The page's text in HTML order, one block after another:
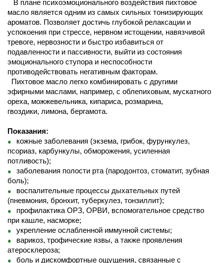
В плане психоэмоционального воздействия пихтовое
масло является одним из самых сильных тонизирующих
ароматов. Позволяет достичь глубокой релаксации и
успокоения при стрессе, нервном истощении, навязчивой
тревоге, нервозности и быстро избавиться от
подавленности и пассивности, выйти из состояния
эмоционального ступора и неспособности
противодействовать негативным факторам.
Пихтовое масло легко комбинировать с другими
эфирными маслами, например, с облепиховым, мускатного
ореха, можжевельника, кипариса, розмарина,
гвоздики, лимона, бергамота.
Показания:
кожные заболевания (экзема, грибок, фурункулез,
псориаз, карбункулы, обморожения, усиленная
потливость);
заболевания полости рта (пародонтоз, стоматит, зубная
боль);
воспалительные процессы дыхательных путей
(пневмония, бронхит, туберкулез, тонзиллит);
профилактика ОРЗ, ОРВИ, вспомогательное средство
при кашле, насморке;
укрепление ослабленной иммунной системы;
варикоз, трофические язвы, а также проявления
атеросклероза;
боль и дискомфортные ощущения, связанные с